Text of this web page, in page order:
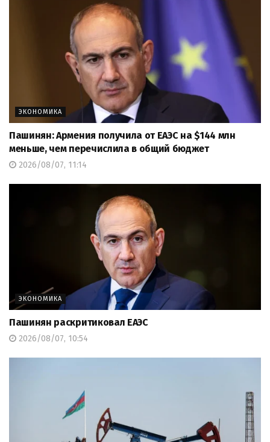
ЭКОНОМИКА
Пашинян: Армения получила от ЕАЭС на $144 млн
меньше, чем перечислила в общий бюджет
2026/08/07, 11:14
ЭКОНОМИКА
Пашинян раскритиковал ЕАЭС
2026/08/07, 10:54